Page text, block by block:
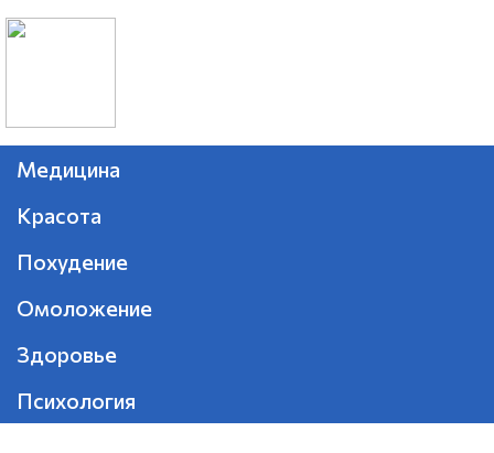
Медицина
Красота
Похудение
Омоложение
Здоровье
Психология